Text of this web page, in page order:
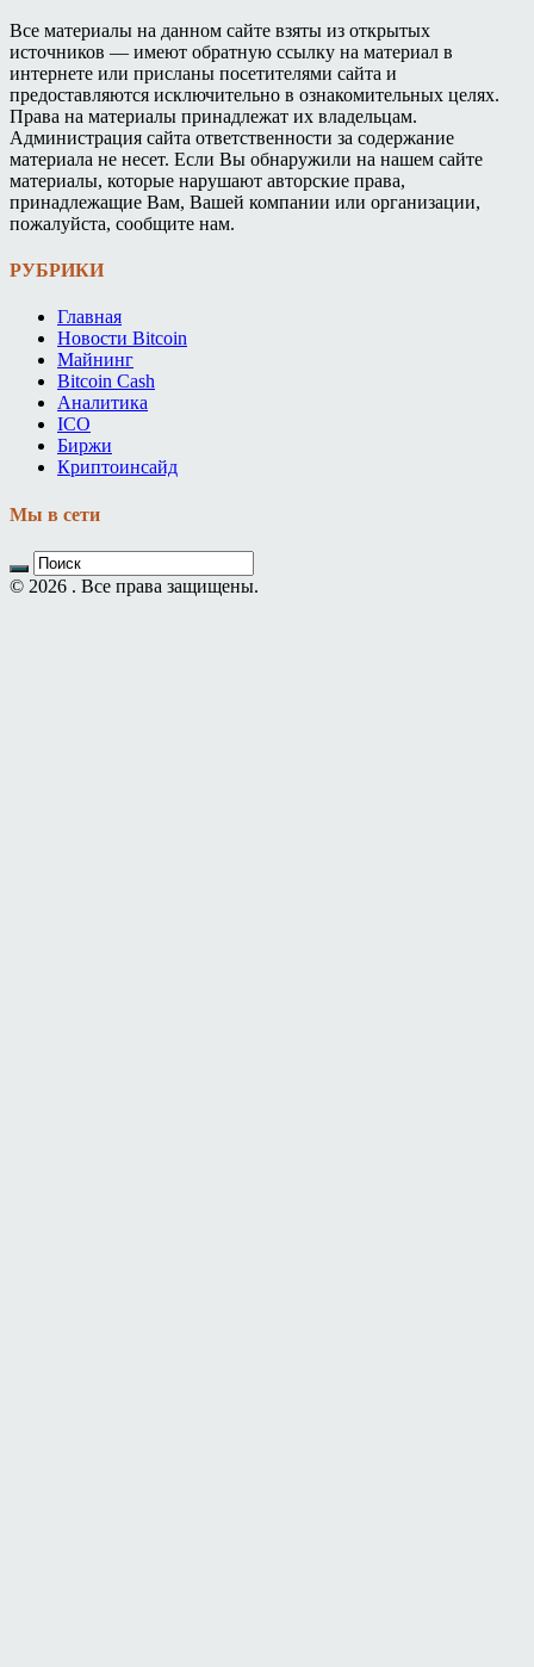
Все материалы на данном сайте взяты из открытых
источников — имеют обратную ссылку на материал в
интернете или присланы посетителями сайта и
предоставляются исключительно в ознакомительных целях.
Права на материалы принадлежат их владельцам.
Администрация сайта ответственности за содержание
материала не несет. Если Вы обнаружили на нашем сайте
материалы, которые нарушают авторские права,
принадлежащие Вам, Вашей компании или организации,
пожалуйста, сообщите нам.
РУБРИКИ
Главная
Новости Bitcoin
Майнинг
Bitcoin Cash
Аналитика
ICO
Биржи
Криптоинсайд
Мы в сети
© 2026 . Все права защищены.